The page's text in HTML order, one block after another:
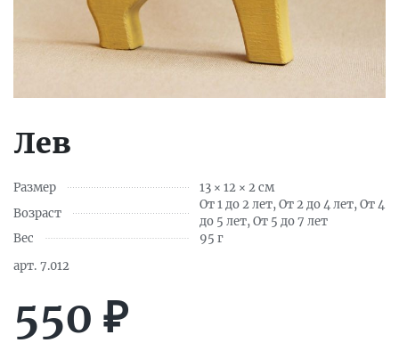
Лев
Размер
13 × 12 × 2 см
Возраст
От 1 до 2 лет, От 2 до 4 лет, От 4
до 5 лет, От 5 до 7 лет
Вес
95 г
арт. 7.012
550 ₽